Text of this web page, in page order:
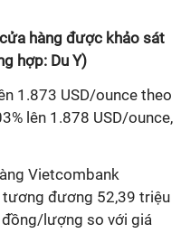
hàng được khảo sát
hợp: Du Y)
1.873 USD/ounce theo
lên 1.878 USD/ounce,
Vietcombank
đương 52,39 triệu
lượng so với giá